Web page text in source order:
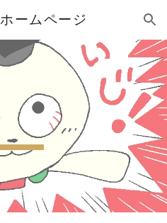
Skip to navigation
ームページ